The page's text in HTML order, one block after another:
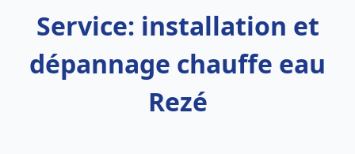
Service: installation et
dépannage chauffe eau
Rezé